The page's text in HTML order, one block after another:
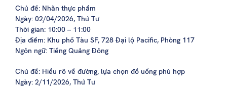
Chủ đề: Nhãn thực phẩm
Ngày: 02/04/2026, Thứ Tư
Thời gian: 10:00 – 11:00
Địa điểm: Khu phố Tàu SF, 728 Đại lộ Pacific, Phòng 117
Ngôn ngữ: Tiếng Quảng Đông
Chủ đề: Hiểu rõ về đường, lựa chọn đồ uống phù hợp
Ngày: 2/11/2026, Thứ Tư